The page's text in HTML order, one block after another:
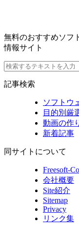
無料のおすすめソフ
情報サイト
記事検索
ソフトウ
目的別厳
動画の作
新着記事
同サイトについて
Freesoft-
会社概要
Site紹介
Sitemap
Privacy
リンク集